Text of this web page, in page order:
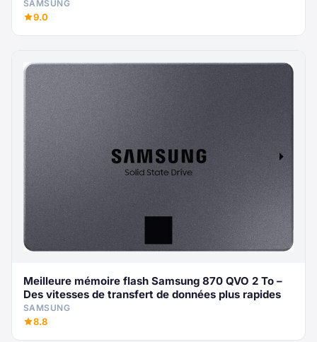
SAMSUNG
9.0
Meilleure mémoire flash Samsung 870 QVO 2 To –
Des vitesses de transfert de données plus rapides
SAMSUNG
8.8